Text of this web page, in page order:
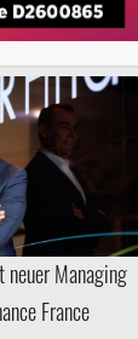
neuer Managing
France